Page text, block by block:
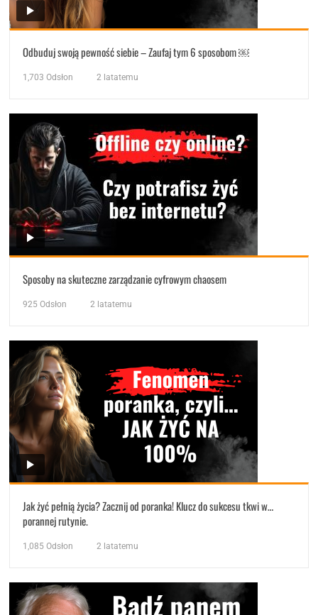
Odbuduj swoją pewność siebie – Zaufaj tym 6 sposobom ￼
1,703 Odsłon 2 latatemu
Sposoby na skuteczne zarządzanie cyfrowym chaosem
925 Odsłon 2 latatemu
Jak żyć pełnią życia? Zacznij od poranka! Klucz do sukcesu tkwi w…
porannej rutynie.
1,085 Odsłon 2 latatemu